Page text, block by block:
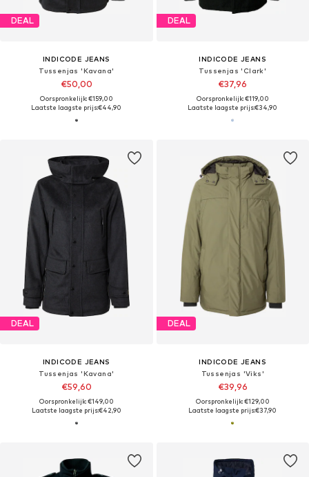
DEAL
INDICODE JEANS
Tussenjas 'Kavana'
€50,00
Oorspronkelijk: €159,00
Laatste laagste prijs:€44,90
DEAL
INDICODE JEANS
Tussenjas 'Clark'
€37,96
Oorspronkelijk: €119,00
Laatste laagste prijs:€34,90
DEAL
INDICODE JEANS
Tussenjas 'Kavana'
€59,60
Oorspronkelijk: €149,00
Laatste laagste prijs:€42,90
DEAL
INDICODE JEANS
Tussenjas 'Viks'
€39,96
Oorspronkelijk: €129,00
Laatste laagste prijs:€37,90